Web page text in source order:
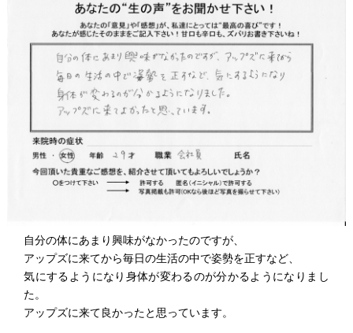
自分の体にあまり興味がなかったのですが、
アップズに来てから毎日の生活の中で姿勢を正すなど、
気にするようになり身体が変わるのが分かるようになりまし
た。
アップズに来て良かったと思っています。